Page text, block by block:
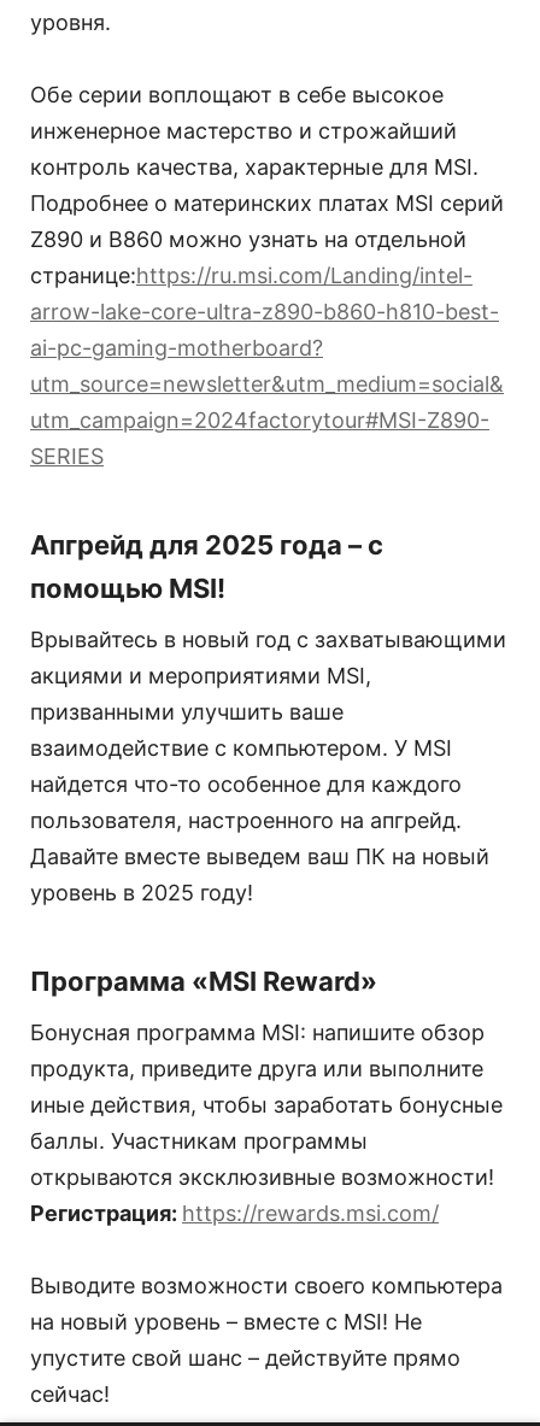
уровня.
Обе серии воплощают в себе высокое
инженерное мастерство и строжайший
контроль качества, характерные для MSI.
Подробнее о материнских платах MSI серий
Z890 и B860 можно узнать на отдельной
странице:https://ru.msi.com/Landing/intel-
arrow-lake-core-ultra-z890-b860-h810-best-
ai-pc-gaming-motherboard?
utm_source=newsletter&utm_medium=social&
utm_campaign=2024factorytour#MSI-Z890-
SERIES
Апгрейд для 2025 года – с
помощью MSI!
Врывайтесь в новый год с захватывающими
акциями и мероприятиями MSI,
призванными улучшить ваше
взаимодействие с компьютером. У MSI
найдется что-то особенное для каждого
пользователя, настроенного на апгрейд.
Давайте вместе выведем ваш ПК на новый
уровень в 2025 году!
Программа «MSI Reward»
Бонусная программа MSI: напишите обзор
продукта, приведите друга или выполните
иные действия, чтобы заработать бонусные
баллы. Участникам программы
открываются эксклюзивные возможности!
Регистрация: https://rewards.msi.com/
Выводите возможности своего компьютера
на новый уровень – вместе с MSI! Не
упустите свой шанс – действуйте прямо
сейчас!